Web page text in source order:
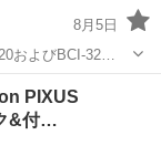
8月5日
およびBCI-32…
PIXUS
&付…